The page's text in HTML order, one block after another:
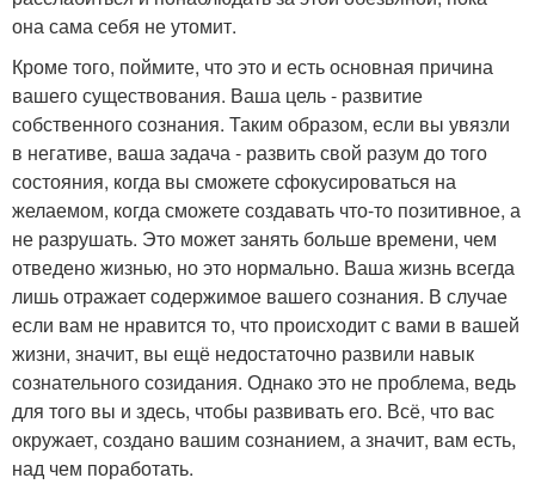
она сама себя не утомит.
Кроме того, поймите, что это и есть основная причина
вашего существования. Ваша цель - развитие
собственного сознания. Таким образом, если вы увязли
в негативе, ваша задача - развить свой разум до того
состояния, когда вы сможете сфокусироваться на
желаемом, когда сможете создавать что-то позитивное, а
не разрушать. Это может занять больше времени, чем
отведено жизнью, но это нормально. Ваша жизнь всегда
лишь отражает содержимое вашего сознания. В случае
если вам не нравится то, что происходит с вами в вашей
жизни, значит, вы ещё недостаточно развили навык
сознательного созидания. Однако это не проблема, ведь
для того вы и здесь, чтобы развивать его. Всё, что вас
окружает, создано вашим сознанием, а значит, вам есть,
над чем поработать.